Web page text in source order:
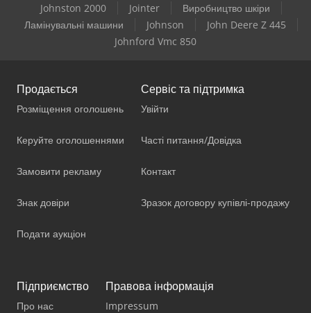
Johnston 2000 Jointer
Виробництво шкіри
Ламінувальні машини
Johnson
John Deere Z 445
Johnford Vmc 850
Продається
Розміщення оголошень
Керуйте оголошеннями
Замовити рекламу
Знак довіри
Подати аукціон
Сервіс та підтримка
Увійти
Часті питання/Довідка
Контакт
Зразок договору купівлі-продажу
Підприємство
Про нас
Правова інформація
Impressum